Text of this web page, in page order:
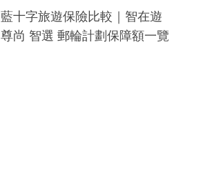
藍十字旅遊保險比較｜智在遊
尊尚 智選 郵輪計劃保障額一覽